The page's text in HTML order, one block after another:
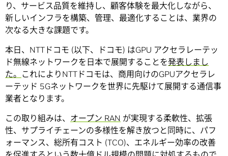
り、サービス品質を維持し、顧客体験を最大化しながら、
新しいインフラを構築、管理、最適化することは、業界の
次なる大きな課題です。
本日、NTTドコモ (以下、ドコモ) はGPU アクセラレーテッ
ド無線ネットワークを日本で展開することを発表しまし
た。 これによりNTTドコモは、商用向けのGPUアクセラレ
ーテッド 5Gネットワークを世界に先駆けて展開する通信事
業者となります。
この取り組みは、 オープン RAN が実現する柔軟性、拡張
性、サプライチェーンの多様性を解き放つと同時に、パフ
ォーマンス、総所有コスト (TCO)、エネルギー効率の改善